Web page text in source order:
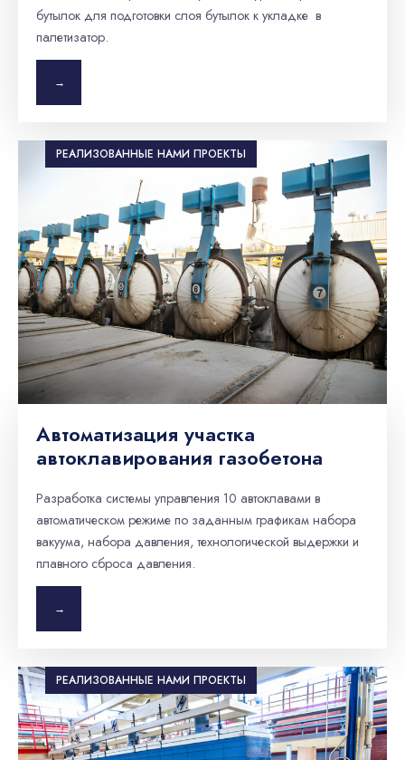
бутылок для подготовки слоя бутылок к укладке в
палетизатор.
→
РЕАЛИЗОВАННЫЕ НАМИ ПРОЕКТЫ
Автоматизация участка
автоклавирования газобетона
Разработка системы управления 10 автоклавами в
автоматическом режиме по заданным графикам набора
вакуума, набора давления, технологической выдержки и
плавного сброса давления.
→
РЕАЛИЗОВАННЫЕ НАМИ ПРОЕКТЫ